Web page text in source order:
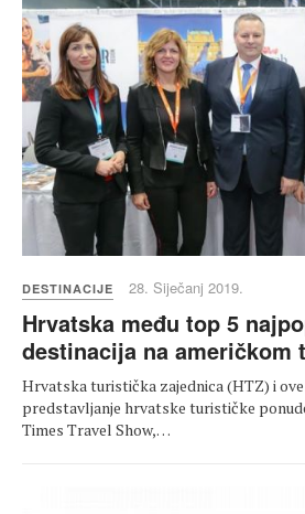
DESTINACIJE 28. Siječanj 2019.
Hrvatska među top 5
destinacija na američkom
Hrvatska turistička zajednica (HTZ) i
predstavljanje hrvatske turističke
Times Travel Show,…